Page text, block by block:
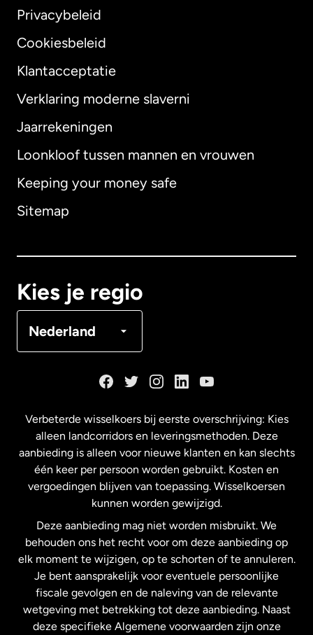
Privacybeleid
Cookiesbeleid
Klantacceptatie
Verklaring moderne slaverni
Jaarrekeningen
Loonkloof tussen mannen en vrouwen
Keeping your money safe
Sitemap
Kies je regio
Nederland
Internationaal English
Australië
Maleisië
Nederland
Nieuw-Zeeland
Spanje
Verenigd Koninkrijk
Verbeterde wisselkoers bij eerste overschrijving: Kies
alleen landcorridors en leveringsmethoden. Deze
aanbieding is alleen voor nieuwe klanten en kan slechts
één keer per persoon worden gebruikt. Kosten en
vergoedingen blijven van toepassing. Wisselkoersen
kunnen worden gewijzigd.
Deze aanbieding mag niet worden misbruikt. We
behouden ons het recht voor om deze aanbieding op
elk moment te wijzigen, op te schorten of te annuleren.
Je bent aansprakelijk voor eventuele persoonlijke
fiscale gevolgen en de naleving van de relevante
wetgeving met betrekking tot deze aanbieding. Naast
deze specifieke Algemene voorwaarden zijn onze